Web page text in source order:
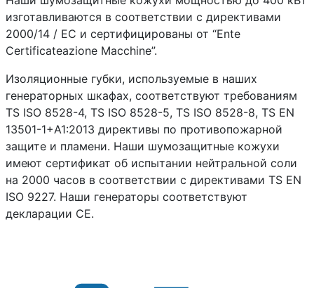
изготавливаются в соответствии с директивами
2000/14 / EC и сертифицированы от “Ente
Certificateazione Macchine”.
Изоляционные губки, используемые в наших
генераторных шкафах, соответствуют требованиям
TS ISO 8528-4, TS ISO 8528-5, TS ISO 8528-8, TS EN
13501-1+A1:2013 директивы по противопожарной
защите и пламени. Наши шумозащитные кожухи
имеют сертификат об испытании нейтральной соли
на 2000 часов в соответствии с директивами TS EN
ISO 9227. Наши генераторы соответствуют
декларации CE.